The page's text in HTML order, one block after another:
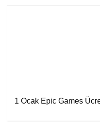
1 Ocak Epic Games